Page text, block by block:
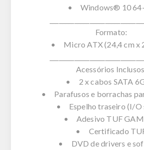
• Windows® 10
Formato:
• Micro ATX (24,4 cm x
Acessórios
• 2 x cabos SATA
• Parafusos e borrachas
• Espelho traseiro (I/O
• Adesivo TUF
• Certificado
• DVD de drivers e